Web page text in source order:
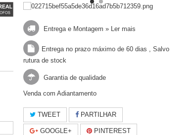
Entrega e Montagem » Ler mais
Entrega no prazo máximo de 60 dias , Salvo
rutura de stock
Garantia de qualidade
Venda com Adiantamento
TWEET PARTILHAR
GOOGLE+ PINTEREST